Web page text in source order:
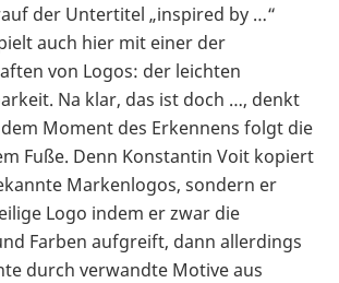
der Untertitel „inspired by …“
auch hier mit einer der
von Logos: der leichten
Na klar, das ist doch …, denkt
Moment des Erkennens folgt die
Fuße. Denn Konstantin Voit kopiert
Markenlogos, sondern er
Logo indem er zwar die
Farben aufgreift, dann allerdings
durch verwandte Motive aus